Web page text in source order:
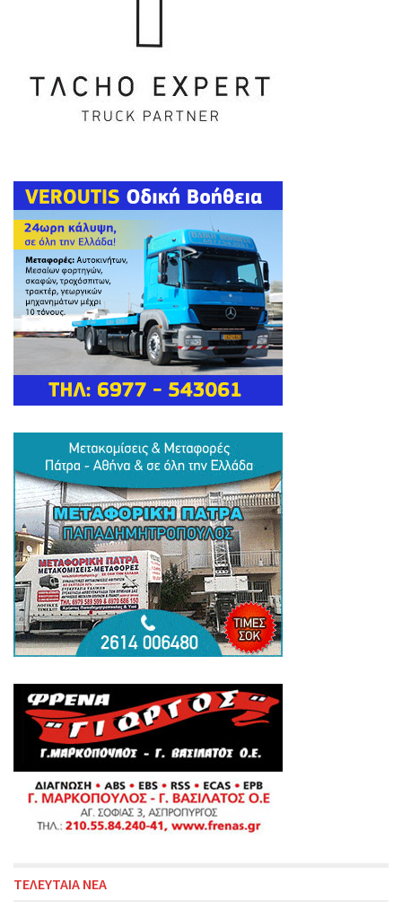
ΤΕΛΕΥΤΑΙΑ ΝΕΑ